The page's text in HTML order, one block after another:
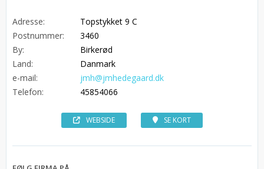
Adresse:
Topstykket 9 C
Postnummer:
3460
By:
Birkerød
Land:
Danmark
e-mail:
jmh@jmhedegaard.dk
Telefon:
45854066
WEBSIDE SE KORT